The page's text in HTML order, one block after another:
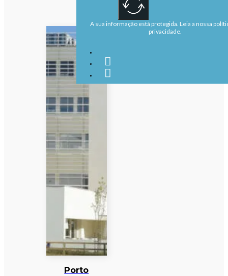
Porto
A sua informação está protegida. Leia a nossa
privacidade.